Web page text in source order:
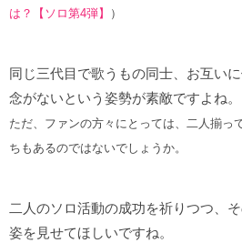
は？【ソロ第4弾】
）
同じ三代目で歌うもの同士、お互い
念がないという姿勢が素敵ですよね。
ただ、ファンの方々にとっては、二人揃っ
ちもあるのではないでしょうか。
二人のソロ活動の成功を祈りつつ、
姿を見せてほしいですね。